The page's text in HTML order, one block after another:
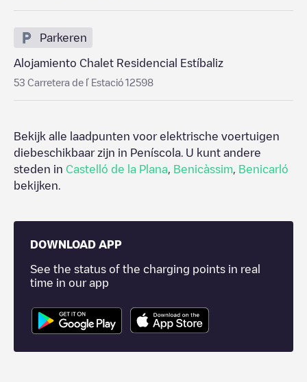
Parkeren
Alojamiento Chalet Residencial Estíbaliz
53 Carretera de ľ Estació 12598
Bekijk alle laadpunten voor elektrische voertuigen
diebeschikbaar zijn in Peníscola . U kunt andere
steden in Castelló de la Plana Benicàssim
Benicarló
bekijken.
DOWNLOAD APP
See the status of the charging points in real
time in our app